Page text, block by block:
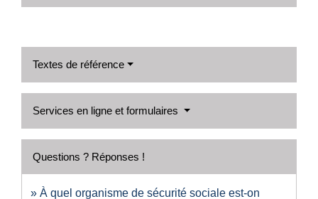
Textes de référence
Services en ligne et formulaires
Questions ? Réponses !
À quel organisme de sécurité sociale est-on